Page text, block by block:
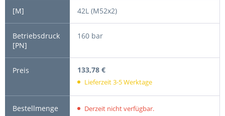
42L (M52x2)
160 bar
133,78 €
Lieferzeit 3-5 Werktage
Derzeit nicht verfügbar.